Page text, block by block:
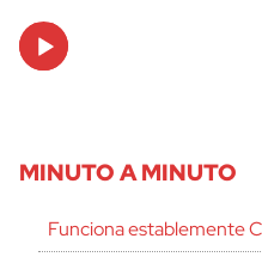
Audio
Player
MINUTO A MINUTO
Funciona establemente